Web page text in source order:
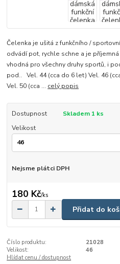
Čelenka je ušitá z funkčního /
odvádí pot, rychle schne a je
vhodná pro všechny druhy sportů, i
pod.. Vel. 44 (cca do 6 let) Vel. 46
Vel. 50 (cca ... celý popis
Dostupnost
Skladem 1 ks
Velikost
Nejsme plátci DPH
180 Kč/ks
Přidat do
Číslo produktu:
21028
Velikost:
46
Hlídat cenu / dostupnost